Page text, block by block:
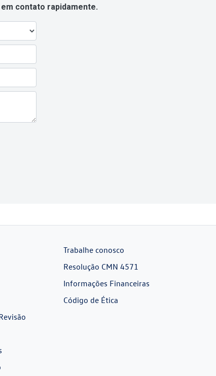
contato rapidamente.
Trabalhe conosco
Resolução CMN 4571
Informações Financeiras
Código de Ética